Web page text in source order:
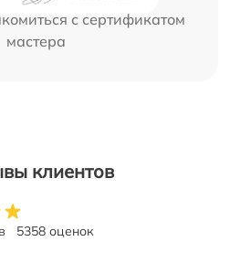
с сертификатом
мастера
клиентов
5358 оценок